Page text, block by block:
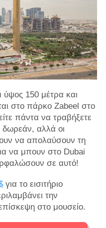
ύψος 150 μέτρα και
στο πάρκο Zabeel στο
πάντα να τραβήξετε
αλλά οι
να απολαύσουν τη
να μπουν στο Dubai
σε αυτό!
για το εισιτήριο
την
στο μουσείο.